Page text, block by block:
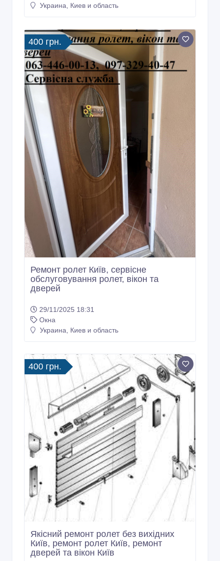
Украина, Киев и область
400 грн.
Ремонт ролет Київ, сервісне
обслуговування ролет, вікон та
дверей
29/11/2025 18:31
Окна
Украина, Киев и область
400 грн.
Якісний ремонт ролет без вихідних
Київ, ремонт ролет Київ, ремонт
дверей та вікон Київ